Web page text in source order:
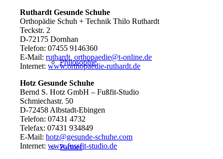
Philosophie
Partner
Ruthardt Gesunde Schuhe
Orthopädie Schuh + Technik Thilo Ruthardt
Teckstr. 2
D-72175 Dornhan
Telefon: 07455 9146360
E-Mail:ruthardt_orthopaedie@t-online.de
Internet:www.orthopaedie-ruthardt.de
Hotz Gesunde Schuhe
Bernd S. Hotz GmbH – Fußfit-Studio
Schmiechastr. 50
D-72458 Albstadt-Ebingen
Telefon: 07431 4732
Telefax: 07431 934849
E-Mail:hotz@gesunde-schuhe.com
Internet:www.fussfit-studio.de